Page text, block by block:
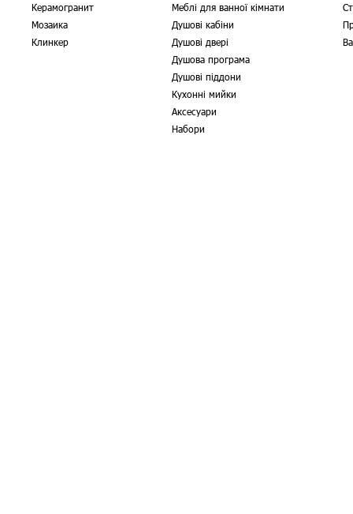
Керамогранит
Мозаика
Клинкер
Меблі для ванної кімнати
Душові кабіни
Душові двері
Душова програма
Душові піддони
Кухонні мийки
Аксесуари
Набори